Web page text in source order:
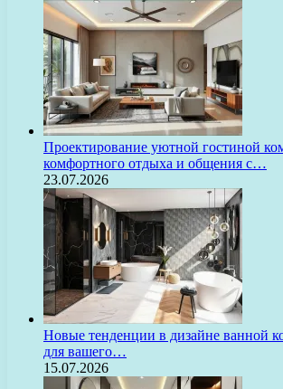
Проектирование уютной гостиной
комфортного отдыха и общения с…
23.07.2026
Новые тенденции в дизайне ванной
для вашего…
15.07.2026